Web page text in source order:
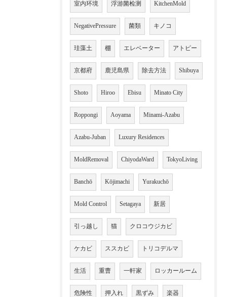
室内环境 浮游菌检测 KitchenMold
NegativePressure 菌類 キノコ
珪藻土 棚 エレベーター アトピー
京都府 鹿児島県 除去方法 Shibuya
Shoto Hiroo Ebisu Minato City
Roppongi Aoyama Minami-Azabu
Azabu-Juban Luxury Residences
MoldRemoval ChiyodaWard TokyoLiving
Banchō Kōjimachi Yurakuchō
Mold Control Setagaya 新居
引っ越し 猫 クロコウジカビ
ケカビ ススカビ トリコデルマ
生活 重曹 一軒家 ロッカールーム
危険性 押入れ 黒ずみ 楽器